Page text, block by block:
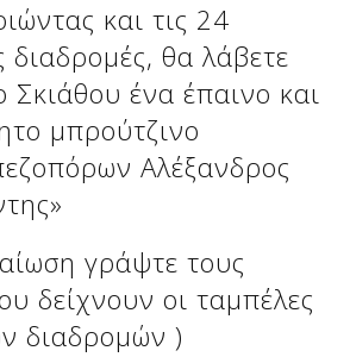
και τις 24
διαδρομές, θα λάβετε
ένα έπαινο και
μπρούτζινο
Αλέξανδρος
γράψτε τους
δείχνουν οι ταμπέλες
διαδρομών )